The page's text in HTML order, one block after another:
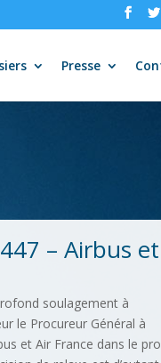
Presse
– Airbus et
soulagement à
le Procureur Général à
et Air France dans le